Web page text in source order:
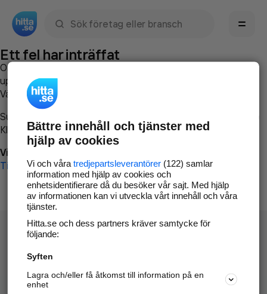
Ett fel har inträffat
Om du vill kan du
uppstod så att vi lättare och snabbare kan avhjälpa det.
Vänligen försök med följande:
Surfa till
Klicka påTillbaka-knappen i webbläsaren och försök igen
Vi beklagar besväret!
Till startsidan
Hitta.se - Gratis nummerupplysning.
Sök företag, personer och platser.
Bättre innehåll och tjänster med
hjälp av cookies
Vi och våra tredjepartsleverantörer(122) samlar
information med hjälp av cookies och
enhetsidentifierare då du besöker vår sajt. Med hjälp
av informationen kan vi utveckla vårt innehåll och våra
tjänster.
Hitta.se och dess partners kräver samtycke för
följande:
Syften
Lagra och/eller få åtkomst till information på en
enhet